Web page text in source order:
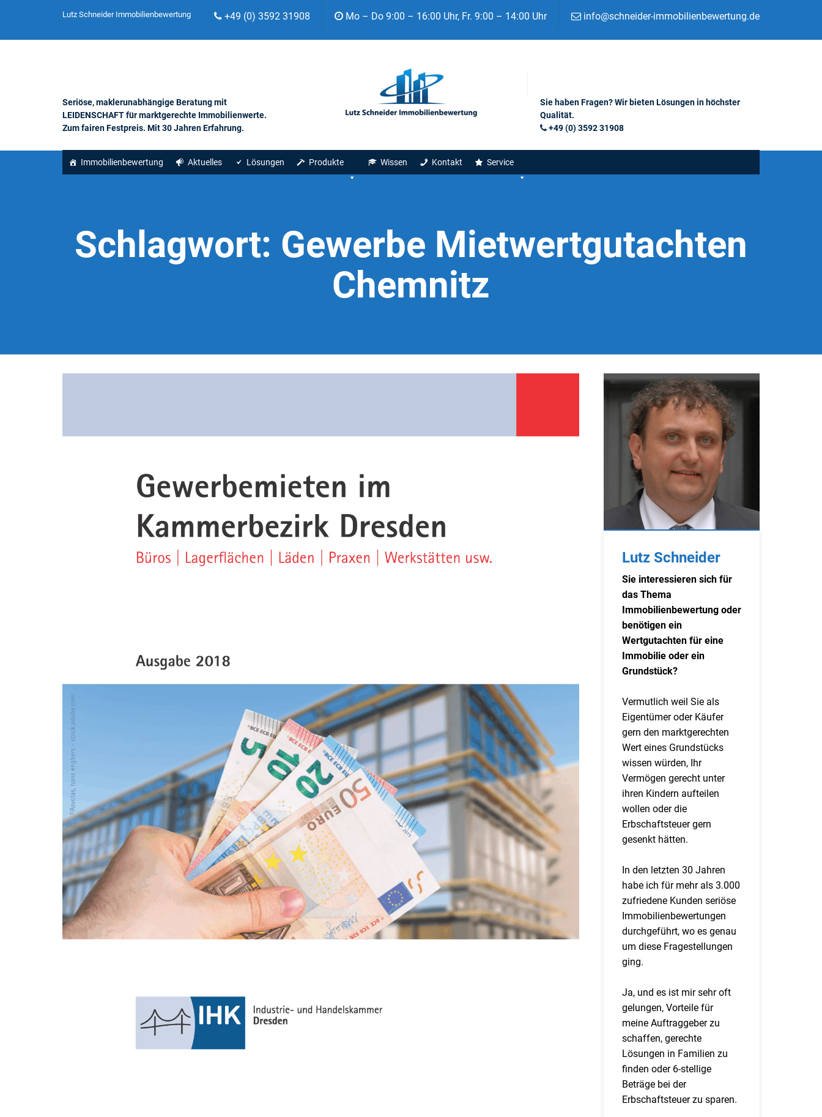
Lutz Schneider Immobilienbewertung +49 (0) 3592 31908 Mo – Do 9:00 – 16:00 Uhr, Fr. 9:00 – 14:00 Uhr info@schneider-immobilienbewertung.de
Seriöse, maklerunabhängige Beratung mit
LEIDENSCHAFT für marktgerechte Immobilienwerte.
Zum fairen Festpreis. Mit 30 Jahren Erfahrung.
Sie haben Fragen? Wir bieten Lösungen in höchster
Qualität.
+49 (0) 3592 31908
Immobilienbewertung Aktuelles Lösungen Produkte Wissen Kontakt Service
Schlagwort: Gewerbe Mietwertgutachten
Chemnitz
Lutz Schneider
Sie interessieren sich für
das Thema
Immobilienbewertung oder
benötigen ein
Wertgutachten für eine
Immobilie oder ein
Grundstück?
Vermutlich weil Sie als
Eigentümer oder Käufer
gern den marktgerechten
Wert eines Grundstücks
wissen würden, Ihr
Vermögen gerecht unter
ihren Kindern aufteilen
wollen oder die
Erbschaftsteuer gern
gesenkt hätten.
In den letzten 30 Jahren
habe ich für mehr als 3.000
zufriedene Kunden seriöse
Immobilienbewertungen
durchgeführt, wo es genau
um diese Fragestellungen
ging.
Ja, und es ist mir sehr oft
gelungen, Vorteile für
meine Auftraggeber zu
schaffen, gerechte
Lösungen in Familien zu
finden oder 6-stellige
Beträge bei der
Erbschaftsteuer zu sparen.